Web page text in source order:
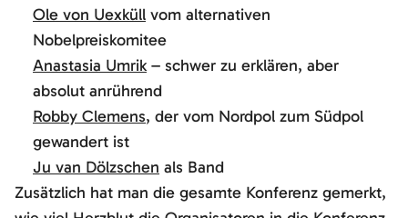
Ole von Uexküll vom alternativen
Nobelpreiskomitee
Anastasia Umrik– schwer zu erklären, aber
absolut anrührend
Robby Clemens, der vom Nordpol zum Südpol
gewandert ist
Ju van Dölzschen als Band
Zusätzlich hat man die gesamte Konferenz gemerkt,